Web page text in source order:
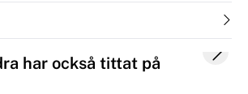
har också tittat på Next